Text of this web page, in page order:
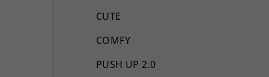
CUTE
COMFY
PUSH UP 2.0